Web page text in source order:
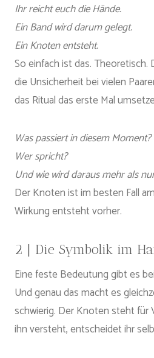
Ihr reicht euch die Hände.
Ein Band wird darum gelegt.
Ein Knoten entsteht.
So einfach ist das. Theoretisch.
die Unsicherheit bei vielen
das Ritual das erste Mal
Was passiert in diesem Moment?
Wer spricht?
Und wie wird daraus mehr als
Der Knoten ist im besten Fall
Wirkung entsteht vorher.
2 | Die Symbolik im
Eine feste Bedeutung gibt es
Und genau das macht es
schwierig. Der Knoten steht für
ihn versteht, entscheidet ihr